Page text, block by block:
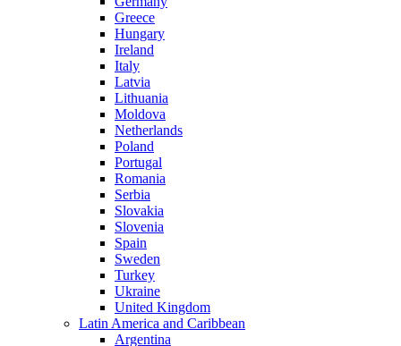
Greece
Hungary
Ireland
Italy
Latvia
Lithuania
Moldova
Netherlands
Poland
Portugal
Romania
Serbia
Slovakia
Slovenia
Spain
Sweden
Turkey
Ukraine
United Kingdom
Latin America and Caribbean
Argentina